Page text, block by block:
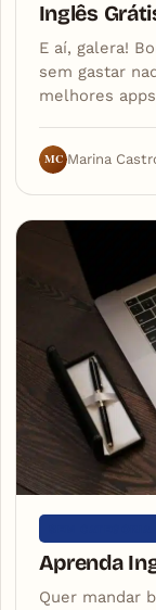
Inglês
E aí, galera!
sem gastar
melhores
MC Marina
Aprenda
Quer mandar